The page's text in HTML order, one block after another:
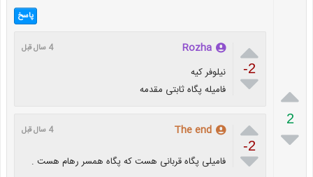

2

پاسخ

-2

Rozha 4 سال قبل
نیلوفر کیه
فامیله پگاه ثابتی مقدمه

-2

The end 4 سال قبل
فامیلی پگاه قربانی هست که پگاه همسر رهام هست .